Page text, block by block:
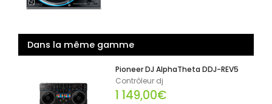
Dans la même gamme
Pioneer DJ AlphaTheta DDJ-REV5
Contrôleur dj
1 149,00€